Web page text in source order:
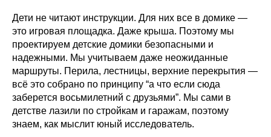
Дети не читают инструкции. Для них все в домике —
это игровая площадка. Даже крыша. Поэтому мы
проектируем детские домики безопасными и
надежными. Мы учитываем даже неожиданные
маршруты. Перила, лестницы, верхние перекрытия —
всё это собрано по принципу “а что если сюда
заберется восьмилетний с друзьями”. Мы сами в
детстве лазили по стройкам и гаражам, поэтому
знаем, как мыслит юный исследователь.